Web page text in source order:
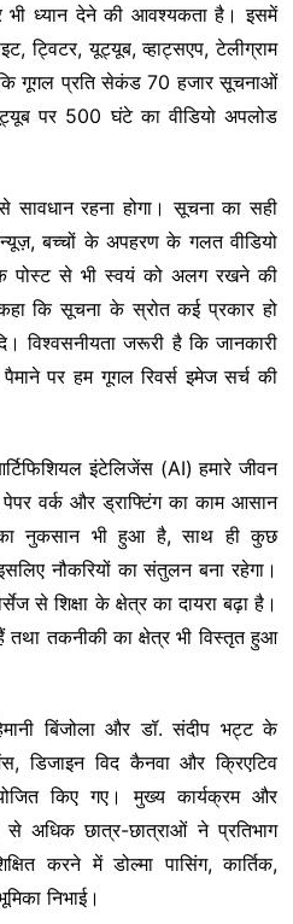
ध्यान देने की आवश्यकता है। इसमें
ट्विटर, यूट्यूब, व्हाट्सएप, टेलीग्राम
कि गूगल प्रति सेकंड 70 हजार सूचनाओं
पर 500 घंटे का वीडियो अपलोड
रहना होगा। सूचना का सही
बच्चों के अपहरण के गलत वीडियो
पोस्ट से भी स्वयं को अलग रखने की
कि सूचना के स्रोत कई प्रकार हो
विश्वसनीयता जरूरी है कि जानकारी
पर हम गूगल रिवर्स इमेज सर्च की
इंटेलिजेंस (AI) हमारे जीवन
वर्क और ड्राफ्टिंग का काम आसान
नुकसान भी हुआ है, साथ ही कुछ
नौकरियों का संतुलन बना रहेगा।
से शिक्षा के क्षेत्र का दायरा बढ़ा है।
तथा तकनीकी का क्षेत्र भी विस्तृत हुआ
बिंजोला और डॉ. संदीप भट्ट के
डिजाइन विद कैनवा और क्रिएटिव
किए गए। मुख्य कार्यक्रम और
अधिक छात्र-छात्राओं ने प्रतिभाग
करने में डोल्मा पासिंग, कार्तिक,
निभाई।